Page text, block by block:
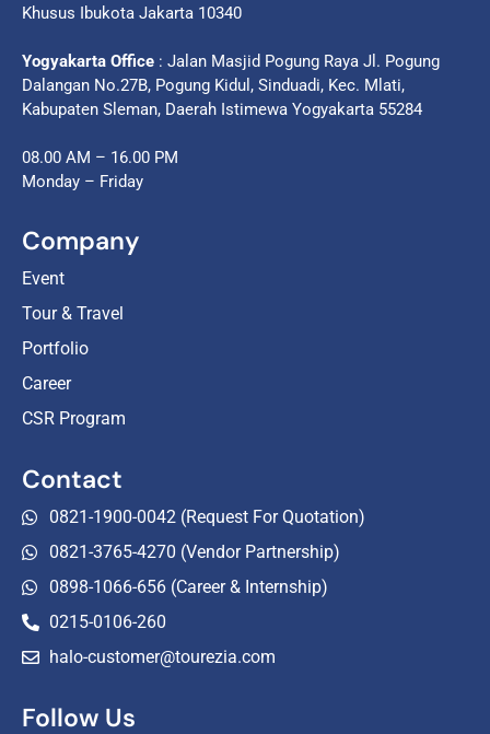
Khusus Ibukota Jakarta 10340
Yogyakarta Office : Jalan Masjid Pogung Raya Jl. Pogung
Dalangan No.27B, Pogung Kidul, Sinduadi, Kec. Mlati,
Kabupaten Sleman, Daerah Istimewa Yogyakarta 55284
08.00 AM – 16.00 PM
Monday – Friday
Company
Event
Tour & Travel
Portfolio
Career
CSR Program
Contact
0821-1900-0042 (Request For Quotation)
0821-3765-4270 (Vendor Partnership)
0898-1066-656 (Career & Internship)
0215-0106-260
halo-customer@tourezia.com
Follow Us